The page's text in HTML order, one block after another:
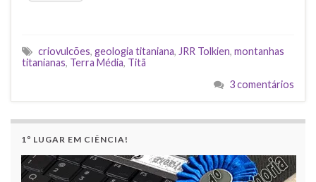
criovulcões, geologia titaniana, JRR Tolkien, montanhas
titanianas, Terra Média, Titã
3 comentários
1º LUGAR EM CIÊNCIA!